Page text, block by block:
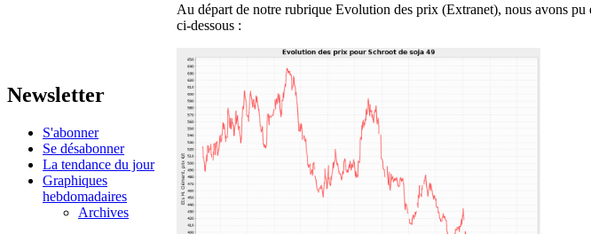
Newsletter
S'abonner
Se désabonner
La tendance du jour
Graphiques
hebdomadaires
Archives
Au départ de notre rubrique Evolution des prix (Extranet), nous avons pu
ci-dessous :